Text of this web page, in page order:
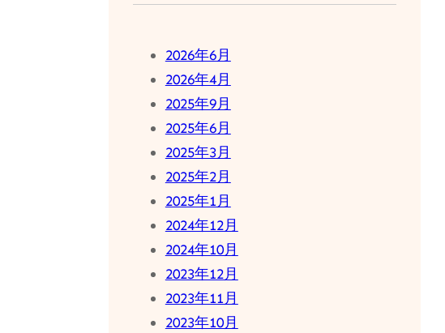
2026年6月
2026年4月
2025年9月
2025年6月
2025年3月
2025年2月
2025年1月
2024年12月
2024年10月
2023年12月
2023年11月
2023年10月